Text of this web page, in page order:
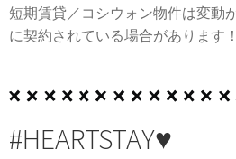
短期賃貸／コシウォン物件は変動
に契約されている場合があります！
#HEARTSTAY♥